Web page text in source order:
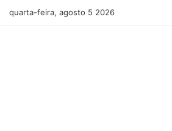
quarta-feira, agosto 5 2026